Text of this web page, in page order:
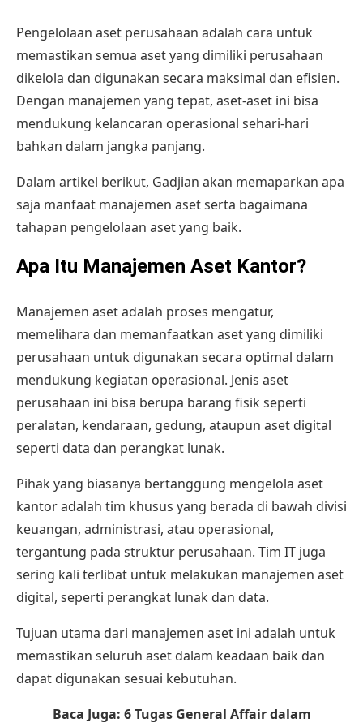
Pengelolaan aset perusahaan adalah cara untuk
memastikan semua aset yang dimiliki perusahaan
dikelola dan digunakan secara maksimal dan efisien.
Dengan manajemen yang tepat, aset-aset ini bisa
mendukung kelancaran operasional sehari-hari
bahkan dalam jangka panjang.
Dalam artikel berikut, Gadjian akan memaparkan apa
saja manfaat manajemen aset serta bagaimana
tahapan pengelolaan aset yang baik.
Apa Itu Manajemen Aset Kantor?
Manajemen aset adalah proses mengatur,
memelihara dan memanfaatkan aset yang dimiliki
perusahaan untuk digunakan secara optimal dalam
mendukung kegiatan operasional. Jenis aset
perusahaan ini bisa berupa barang fisik seperti
peralatan, kendaraan, gedung, ataupun aset digital
seperti data dan perangkat lunak.
Pihak yang biasanya bertanggung mengelola aset
kantor adalah tim khusus yang berada di bawah divisi
keuangan, administrasi, atau operasional,
tergantung pada struktur perusahaan. Tim IT juga
sering kali terlibat untuk melakukan manajemen aset
digital, seperti perangkat lunak dan data.
Tujuan utama dari manajemen aset ini adalah untuk
memastikan seluruh aset dalam keadaan baik dan
dapat digunakan sesuai kebutuhan.
Baca Juga: 6 Tugas General Affair dalam